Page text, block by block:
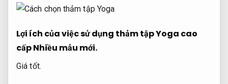
Lợi ích của việc sử dụng thảm tập Yoga cao
cấpNhiều mẫu mới.
Giá tốt.